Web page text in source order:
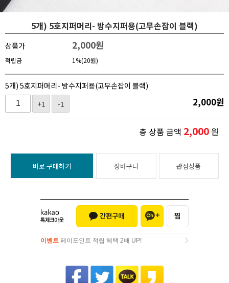
5개) 5호지퍼머리- 방수지퍼용(고무손잡이 블랙)
상품가 2,000원
적립금 1%(20원)
5개) 5호지퍼머리- 방수지퍼용(고무손잡이 블랙)
+1
-1 2,000원
총 상품 금액 2,000원
바로 구매하기 장바구니 관심상품
이벤트 페이포인트 적립 혜택 2배 UP!